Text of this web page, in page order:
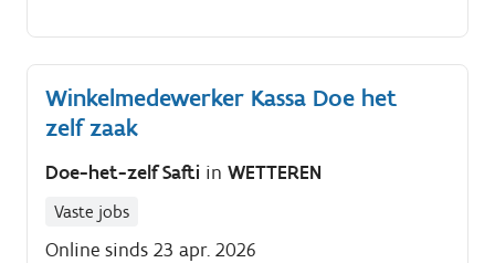
Winkelmedewerker Kassa Doe het
zelf zaak
Doe-het-zelf Safti in WETTEREN
Vaste jobs
Online sinds 23 apr. 2026